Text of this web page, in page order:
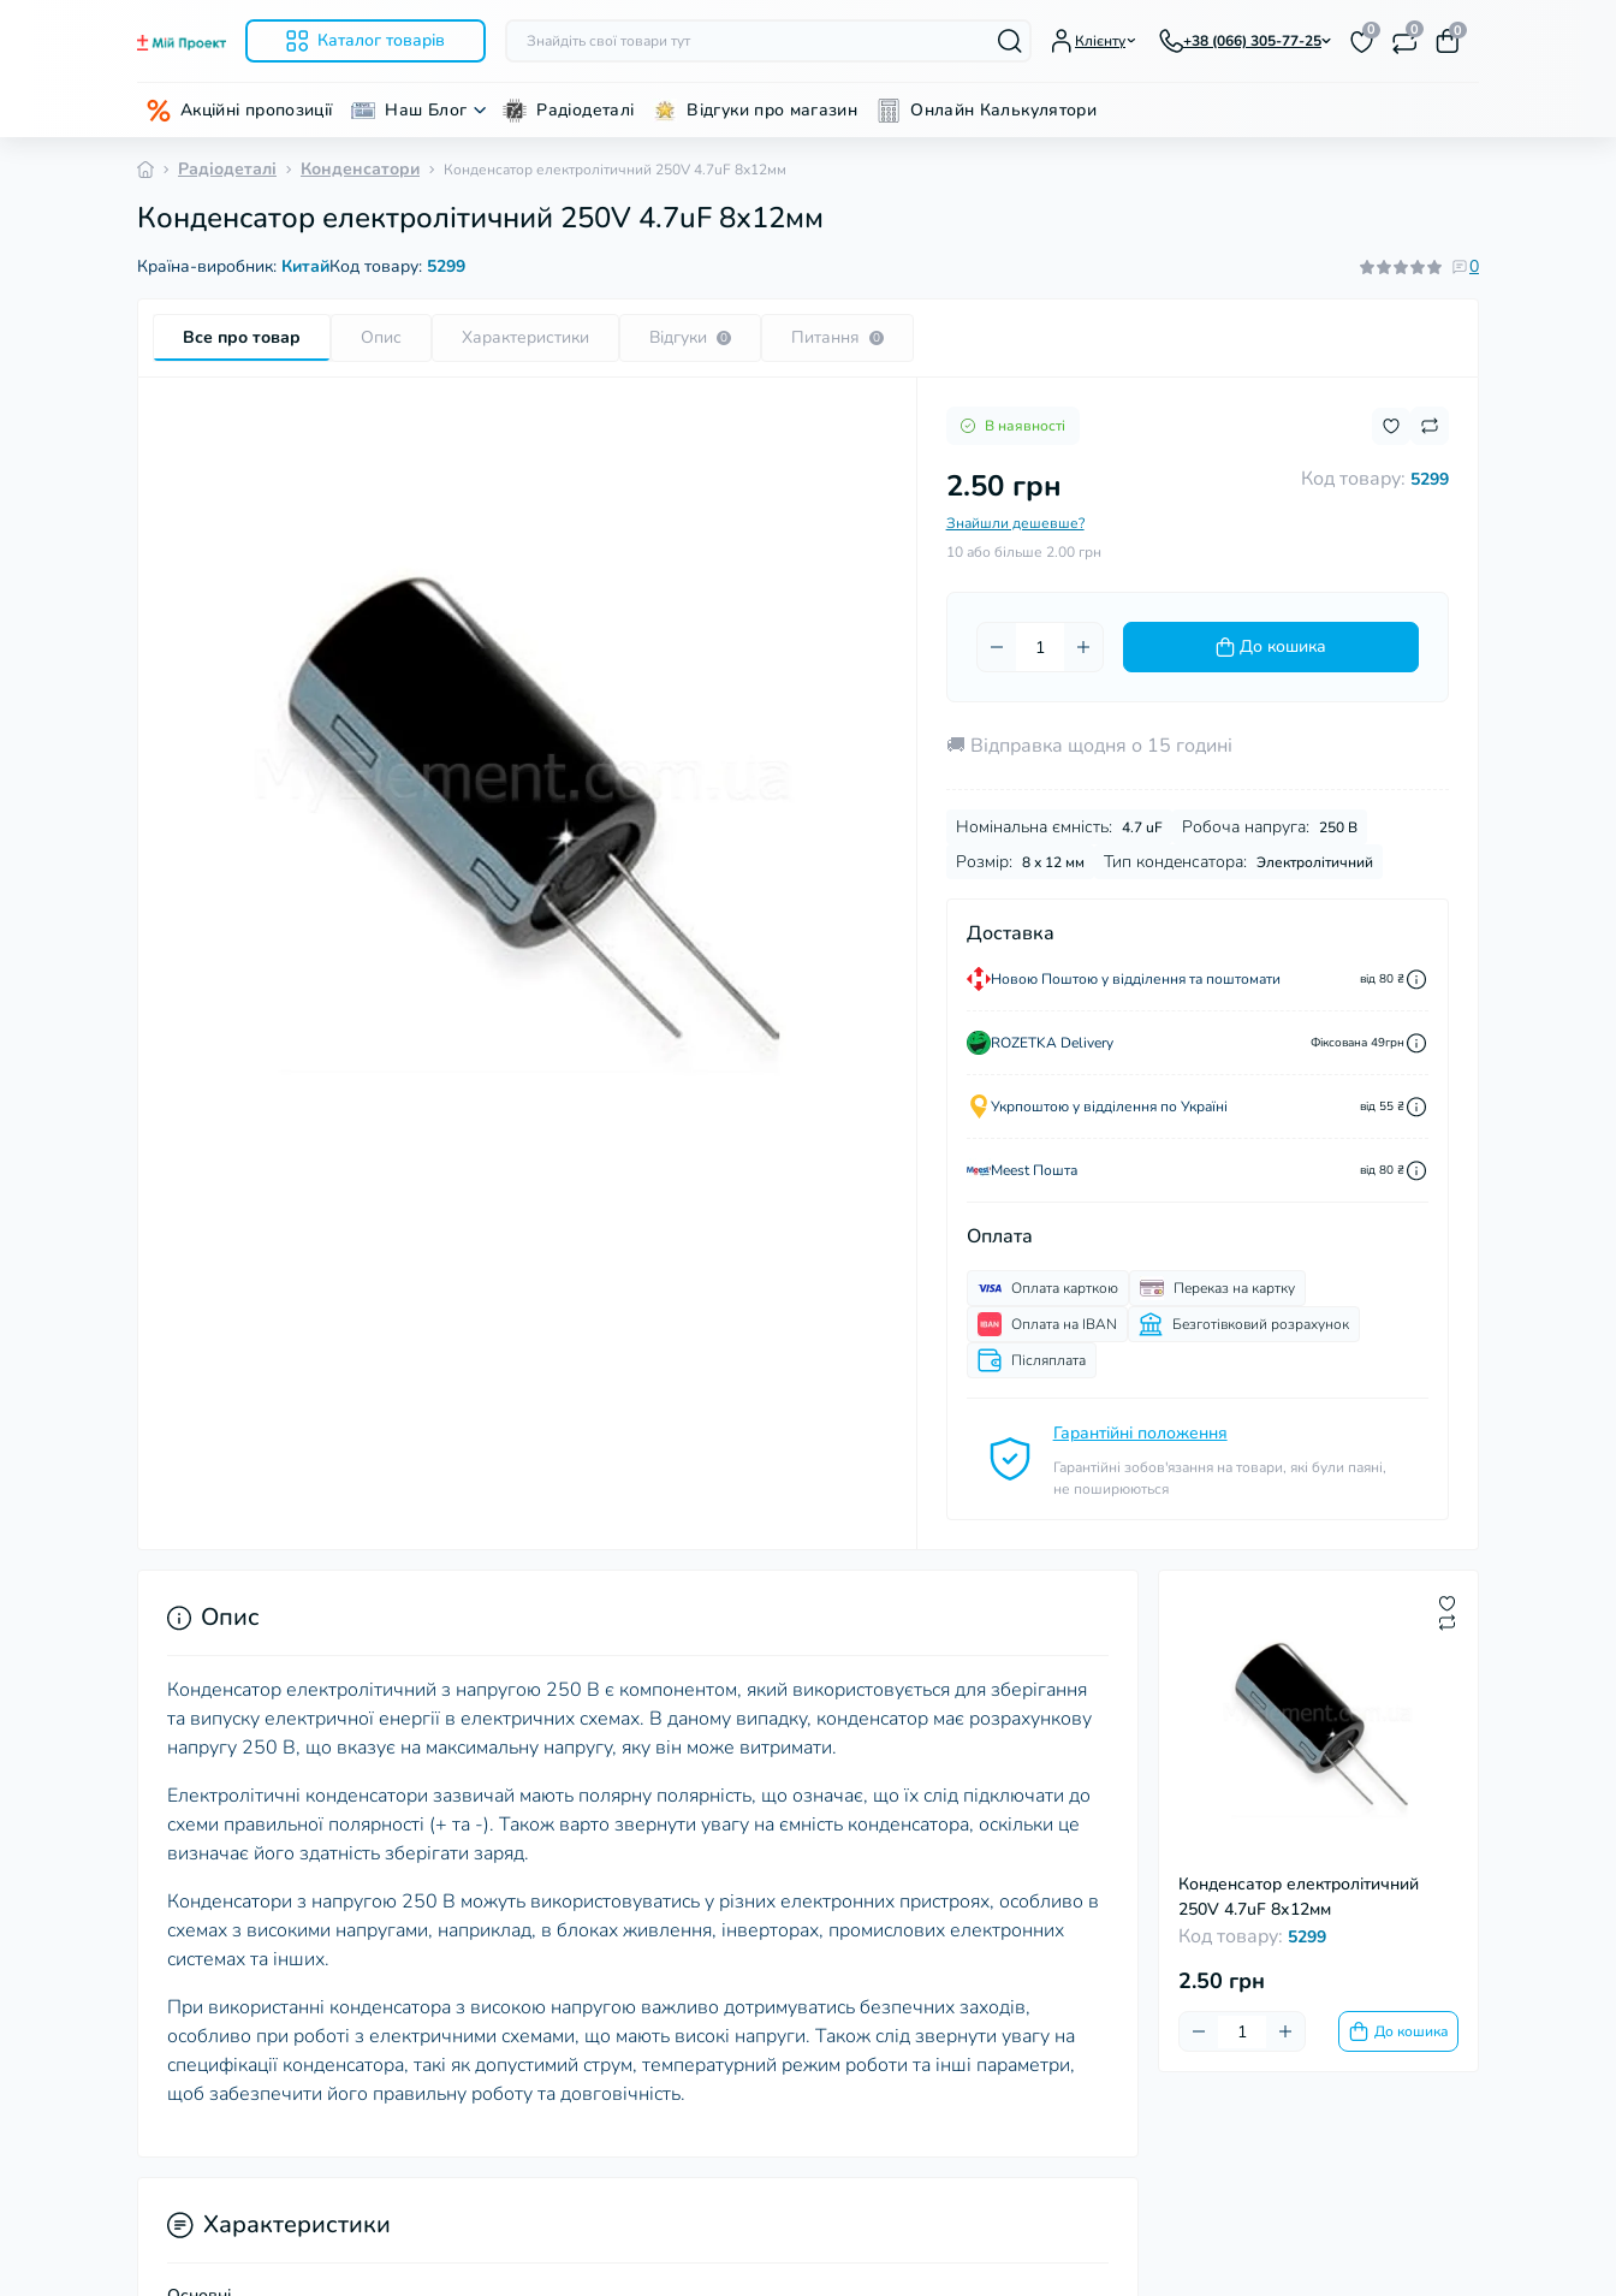
Каталог товарів Клієнту +38 (066) 305-77-25
0 0 0
Акційні пропозиції Наш Блог Радіодеталі Відгуки про магазин Онлайн Калькулятори
Радіодеталі Конденсатори Конденсатор електролітичний 250V 4.7uF 8х12мм
Конденсатор електролітичний 250V 4.7uF 8х12мм
Країна-виробник: КитайКод товару: 5299 0
Все про товар Опис Характеристики Відгуки 0 Питання 0
В наявності
Код товару: 5299
2.50 грн
Знайшли дешевше?
10 або більше 2.00 грн
До кошика
🚚 Відправка щодня о 15 годині
Номінальна ємність: 4.7 uF Робоча напруга: 250 В
Розмір: 8 х 12 мм Тип конденсатора: Электролітичний
Доставка
Новою Поштою у відділення та поштомати від 80 ₴
ROZETKA Delivery Фіксована 49грн
Укрпоштою у відділення по Україні від 55 ₴
Meest Пошта від 80 ₴
Оплата
Оплата карткою
Переказ на картку
Оплата на IBAN
Безготівковий розрахунок
Післяплата
Гарантійні положення
Гарантійні зобов'язання на товари, які були паяні,
не поширюються
Конденсатор електролітичний
250V 4.7uF 8х12мм
Код товару: 5299
2.50 грн
До кошика
Опис
Конденсатор електролітичний з напругою 250 В є компонентом, який використовується для зберігання
та випуску електричної енергії в електричних схемах. В даному випадку, конденсатор має розрахункову
напругу 250 В, що вказує на максимальну напругу, яку він може витримати.
Електролітичні конденсатори зазвичай мають полярну полярність, що означає, що їх слід підключати до
схеми правильної полярності (+ та -). Також варто звернути увагу на ємність конденсатора, оскільки це
визначає його здатність зберігати заряд.
Конденсатори з напругою 250 В можуть використовуватись у різних електронних пристроях, особливо в
схемах з високими напругами, наприклад, в блоках живлення, інверторах, промислових електронних
системах та інших.
При використанні конденсатора з високою напругою важливо дотримуватись безпечних заходів,
особливо при роботі з електричними схемами, що мають високі напруги. Також слід звернути увагу на
специфікації конденсатора, такі як допустимий струм, температурний режим роботи та інші параметри,
щоб забезпечити його правильну роботу та довговічність.
Характеристики